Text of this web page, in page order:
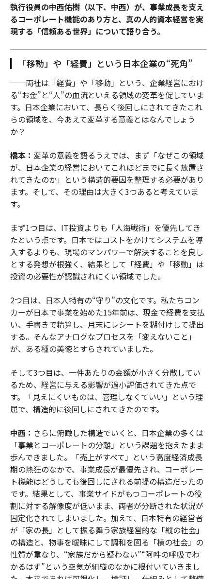
執行役員の中西佑樹（以下、中西）が、事業成長を支え
るコーポレート機能のあり方と、真の人的資本経営を実
現する「信頼ある世界」について語り合う。
「移動」や「経費」という日本企業の“死角”
──両社は「経費」や「移動」という、企業経営におけ
る“お金”と“人”の血流といえる領域の変革を促していま
す。日本企業において、長らく後回しにされてきたこれ
らの領域を、今あえて変革する意義とはなんでしょう
か？
橋本： 変革の意義を語るうえでは、まず「なぜこの領域
が、日本企業の経営においてこれほどまでに長く放置さ
れてきたのか」という構造的要因を整理する必要があり
ます。そして、その理由は大きく3つあると考えていま
す。
まず1つ目は、IT投資よりも「人海戦術」を優先してき
たという点です。日本ではコストをかけてシステムを導
入するよりも、現場のマンパワーで解決することを良し
とする発想が根強く、結果として「経費」や「移動」は
投資の必要性が認識されにくい領域でした。
2つ目は、日本人特有の“守り”の文化です。私たちコン
カーが日本で事業を始めた15年前は、現金で経費を支払
い、手書きで精算し、月末にレシートを糊付けして提出
する。そんなアナログなプロセスを「変えないこと」
が、ある種の美徳とすらされていました。
そして3つ目は、一件あたりの金額が小さく分散してい
るため、経営に与える影響が過小評価されてきた点で
す。「見えにくいものは、管理しなくていい」という理
屈で、構造的に後回しにされてきたのです。
中西： さらに俯瞰した構造でいくと、日本企業の多くは
「事業とコーポレートの分離」という課題を抱えたまま
歩んできました。「売上がすべて」という高度経済成長
期の熱狂のなかで、事業成長が最優先され、コーポレー
ト機能はどうしても後回しにされる前提の構造だったの
です。結果として、事業サイドがもつコーポレートの役
割に対する解像度が低いまま、両者が分断された状況が
固定化されてしまいました。加えて、日本特有の経営者
が「家の長」として振る舞う家族経営的な「縦の社会」
の構造と、物事を曖昧にして調和を図る「横の社会」の
性質が重なり、“家族だから疑わない”“阿吽の呼吸でわ
かるはず”という空気が組織のなかに根付いていきまし